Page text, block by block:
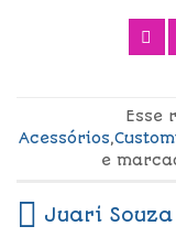
Esse
Acessórios,
e
Juari Souza